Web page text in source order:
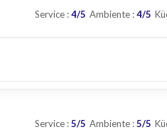
Service: 4/5 Ambiente: 4/5
Service: 5/5 Ambiente: 5/5